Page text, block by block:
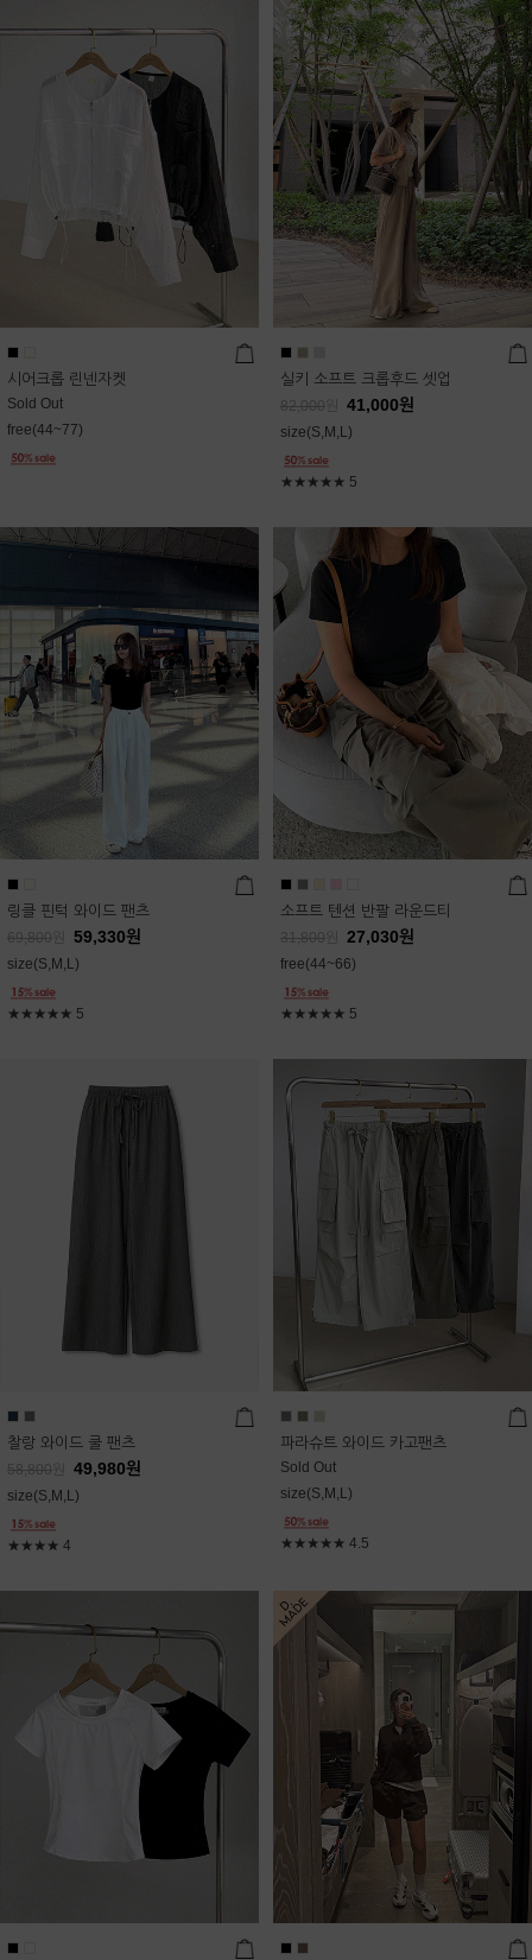
시어크롭 린넨자켓
Sold Out
free(44~77)
실키 소프트 크롭후드 셋업
82,000 41,000원
size(S,M,L)
★★★★★ 5
링클 핀턱 와이드 팬츠
69,800 59,330원
size(S,M,L)
★★★★★ 5
소프트 텐션 반팔 라운드티
31,800 27,030원
free(44~66)
★★★★★ 5
찰랑 와이드 쿨 팬츠
58,800 49,980원
size(S,M,L)
★★★★ 4
파라슈트 와이드 카고팬츠
Sold Out
size(S,M,L)
★★★★★ 4.5